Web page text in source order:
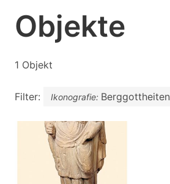
Objekte
1 Objekt
Filter: Ikonografie: Berggottheiten